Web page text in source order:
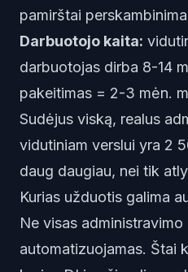
pamirštai
Darbuotojo kaita:
darbuotojas dirba 8-14
pakeitimas = 2-3 mėn.
Sudėjus viską, realus
vidutiniam verslui yra 2
daug daugiau, nei tik
Kurias užduotis galima
Ne visas administravimo
automatizuojamas. Štai